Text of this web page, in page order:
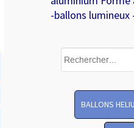
-ballons
BALLONS